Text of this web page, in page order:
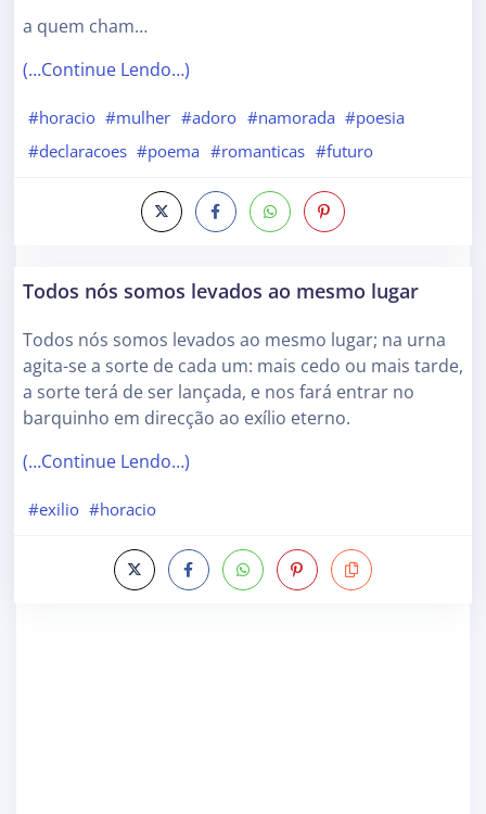
a quem cham…
(…Continue Lendo…)
#horacio #mulher #adoro #namorada #poesia
#declaracoes #poema #romanticas #futuro
Todos nós somos levados ao mesmo lugar
Todos nós somos levados ao mesmo lugar; na urna
agita-se a sorte de cada um: mais cedo ou mais tarde,
a sorte terá de ser lançada, e nos fará entrar no
barquinho em direcção ao exílio eterno.
(…Continue Lendo…)
#exilio #horacio